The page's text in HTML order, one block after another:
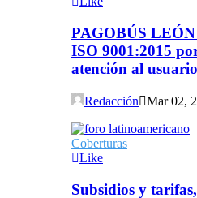
PAGOBÚS
ISO 9001:2015
atención al usuario
Redacción Mar 02,
Coberturas
Like
Subsidios y